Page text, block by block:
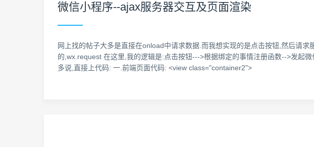
微信小程序--ajax服务器交互及页面渲染
网上找的帖子大多是直接在onload中请求数据.而我想实现的是点击按钮,然后请
的,wx.request 在这里,我的逻辑是:点击按钮--->根据绑定的事情注册函数-->发起
多说,直接上代码: 一.前端页面代码: <view class="container2">